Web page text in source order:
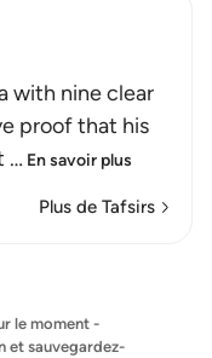
with nine clear
proof that his
… En savoir plus
Plus de Tafsirs
le moment -
et sauvegardez-